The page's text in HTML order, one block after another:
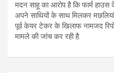
मदन साहू का आरोप है कि फार्म
अपने साथियों के साथ मिलकर
पूर्व केयर टेकर के खिलाफ नामजद
मामले की जांच कर रही है.